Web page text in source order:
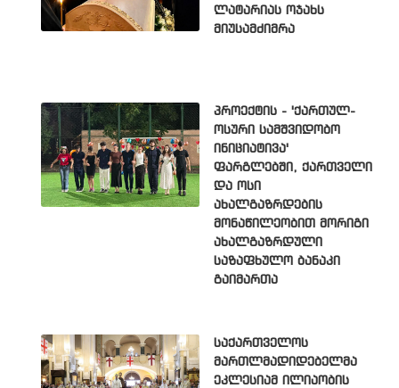
ლატარიას ოჯახს
მიუსამძიმრა
პროექტის - 'ქართულ-
ოსური სამშვიდობო
ინიციატივა'
ფარგლებში, ქართველი
და ოსი
ახალგაზრდების
მონაწილეობით მორიგი
ახალგაზრდული
საზაფხულო ბანაკი
გაიმართა
საქართველოს
მართლმადიდებელმა
ეკლესიამ ილიაობის